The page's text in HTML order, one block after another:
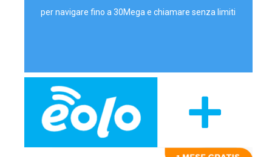
per navigare fino a 30Mega e chiamare senza limiti